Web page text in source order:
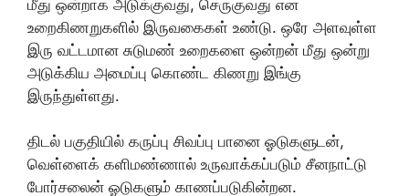
மீது ஒன்றாக அடுக்குவது, செருகுவது என
உறைகிணறுகளில் இருவகைகள் உண்டு. ஒரே அளவுள்ள
இரு வட்டமான சுடுமண் உறைகளை ஒன்றன் மீது ஒன்று
அடுக்கிய அமைப்பு கொண்ட கிணறு இங்கு
இருந்துள்ளது.
திடல் பகுதியில் கருப்பு சிவப்பு பானை ஓடுகளுடன்,
வெள்ளைக் களிமண்ணால் உருவாக்கப்படும் சீனநாட்டு
போர்சலைன் ஓடுகளும் காணப்படுகின்றன.